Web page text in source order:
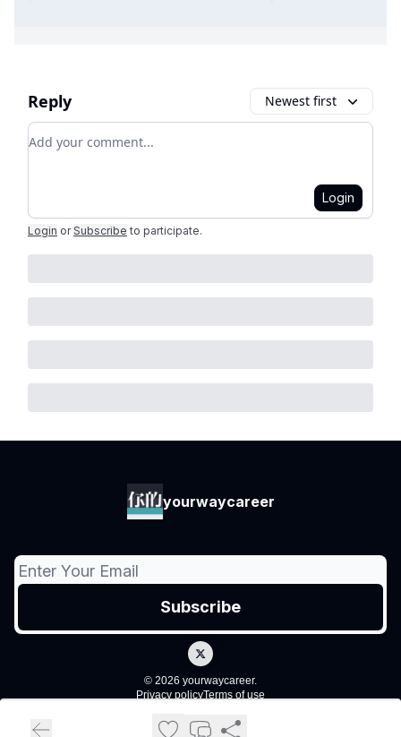
Reply Newest first
Add your comment
Login
Login or Subscribe to participate.
yourwaycareer
© 2026 yourwaycareer.
Privacy policyTerms of use
Powered by beehiiv